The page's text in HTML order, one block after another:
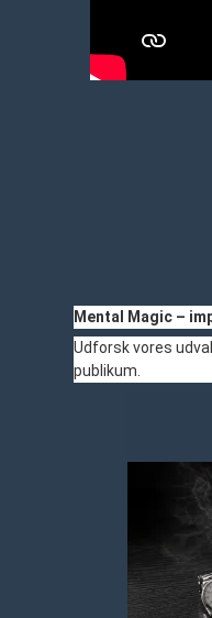
Mental Magic –
Udforsk vores
publikum.